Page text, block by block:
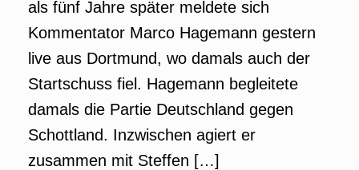
als fünf Jahre später meldete sich
Kommentator Marco Hagemann gestern
live aus Dortmund, wo damals auch der
Startschuss fiel. Hagemann begleitete
damals die Partie Deutschland gegen
Schottland. Inzwischen agiert er
zusammen mit Steffen […]